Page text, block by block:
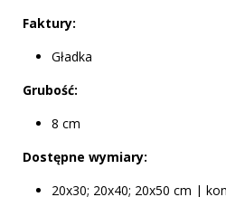
Faktury:
Gładka
Grubość:
8 cm
Dostępne wymiary:
20x30; 20x40; 20x50 cm |